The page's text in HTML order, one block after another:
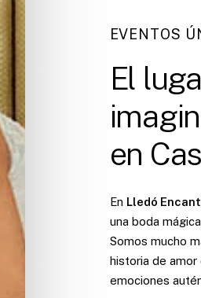
EVENTOS
El
en
En Lledó Encant
una boda
Somos mucho
historia de amor
emociones